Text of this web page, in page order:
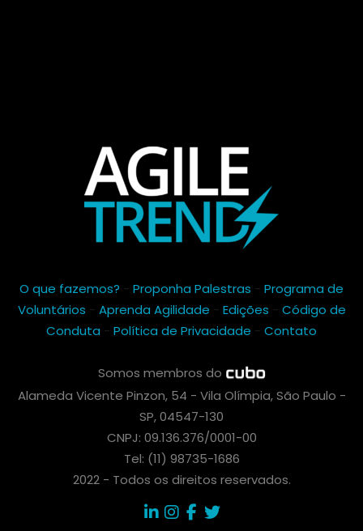
O que fazemos? - Proponha Palestras - Programa de
Voluntários - Aprenda Agilidade - Edições - Código de
Conduta - Política de Privacidade - Contato
Somos membros do
Alameda Vicente Pinzon, 54 - Vila Olímpia, São Paulo -
SP, 04547-130
CNPJ: 09.136.376/0001-00
Tel: (11) 98735-1686
2022 - Todos os direitos reservados.